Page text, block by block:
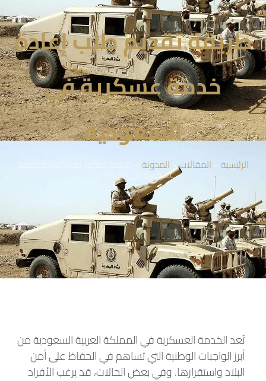
طريقة تقديم طلب إعادة
خدمة عسكرية في
السعودية
الرئيسية» المقالات» المدونة طريقة تقديم طلب إعادة خدمة
عسكرية في السعودية
تُعد الخدمة العسكرية في المملكة العربية السعودية من
أبرز الواجبات الوطنية التي تساهم في الحفاظ على أمن
البلاد واستقرارها. وفي بعض الحالات، قد يرغب الأفراد